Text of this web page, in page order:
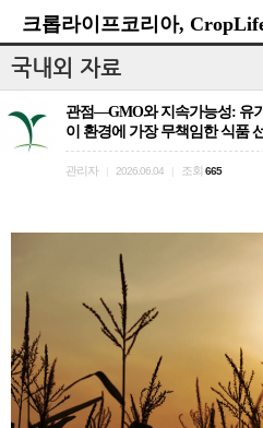
크롭라이프코리아,
국내외 자료
관점—GMO와 지속가능성: 유
이 환경에 가장 무책임한 식품
관리자 2026.06.04 조회 665